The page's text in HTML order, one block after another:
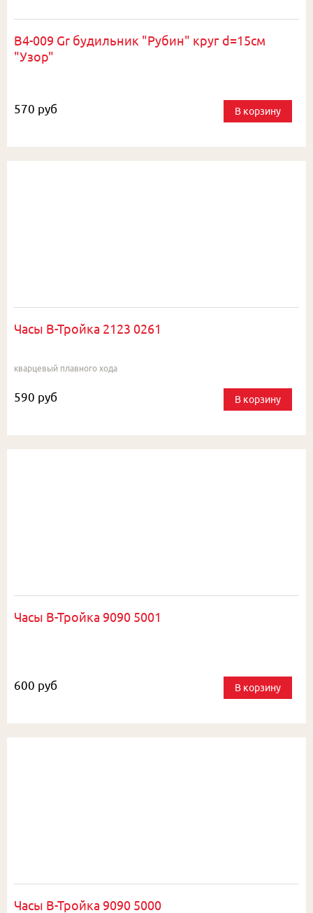
B4-009 Gr будильник "Рубин" круг d=15см
"Узор"
570 руб В корзину
Часы В-Тройка 2123 0261
кварцевый плавного хода
590 руб В корзину
Часы В-Тройка 9090 5001
600 руб В корзину
Часы В-Тройка 9090 5000